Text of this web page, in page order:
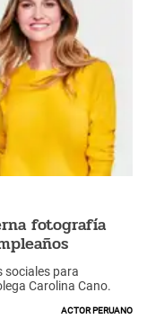
fotografía
sociales para
Carolina Cano.
Actor peruano